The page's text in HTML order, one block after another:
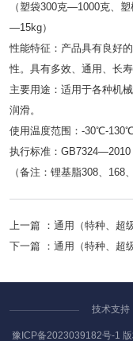
（塑袋300克—1000克、
—15kg）
性能特征：产品具有良好
性。具有多效、通用、长寿
主要用途：适用于各种机
润滑。
使用温度范围：-30℃-130℃
执行标准：GB7324—2010
（备注：锂基脂308、168
上一篇 ： 通用（特种、超
下一篇 ： 通用（特种、超
技术支持
豫ICP备2023039182号-1